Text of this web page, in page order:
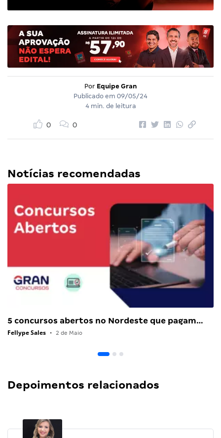
Por Equipe Gran
Publicado em 09/05/24
4 min. de leitura
0 0
Notícias recomendadas
5 concursos abertos no Nordeste que pagam…
Fellype Sales • 2 de Maio
Depoimentos relacionados